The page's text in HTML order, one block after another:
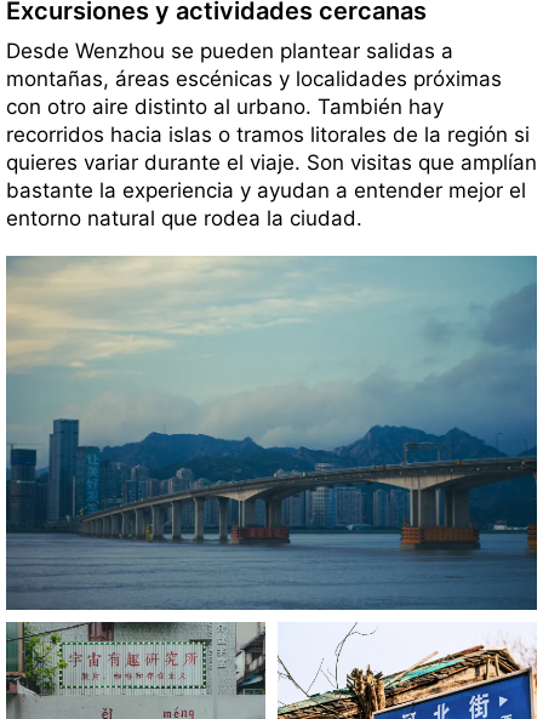
Excursiones y actividades cercanas
Desde Wenzhou se pueden plantear salidas a
montañas, áreas escénicas y localidades próximas
con otro aire distinto al urbano. También hay
recorridos hacia islas o tramos litorales de la región si
quieres variar durante el viaje. Son visitas que amplían
bastante la experiencia y ayudan a entender mejor el
entorno natural que rodea la ciudad.